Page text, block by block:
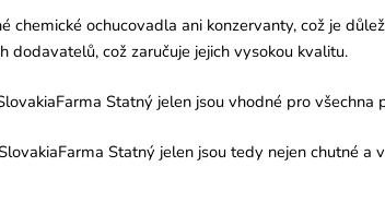
chemické ochucovadla ani konzervanty, což je
dodavatelů, což zaručuje jejich vysokou kvalitu.
Statný jelen jsou vhodné pro
Statný jelen jsou tedy nejen chutné